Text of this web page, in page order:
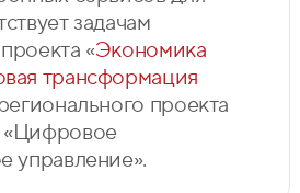
задачам
«Экономика
трансформация
проекта
управление».